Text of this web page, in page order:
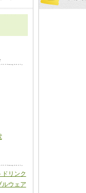
ドリンク
ルウェア